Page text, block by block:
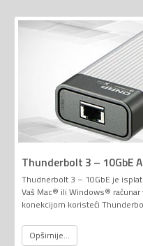
Thunderbolt 3 – 10GbE
Thudnerbolt 3 – 10GbE je
Vaš Mac® ili Windows®
konekcijom koristeći
Opširnije...